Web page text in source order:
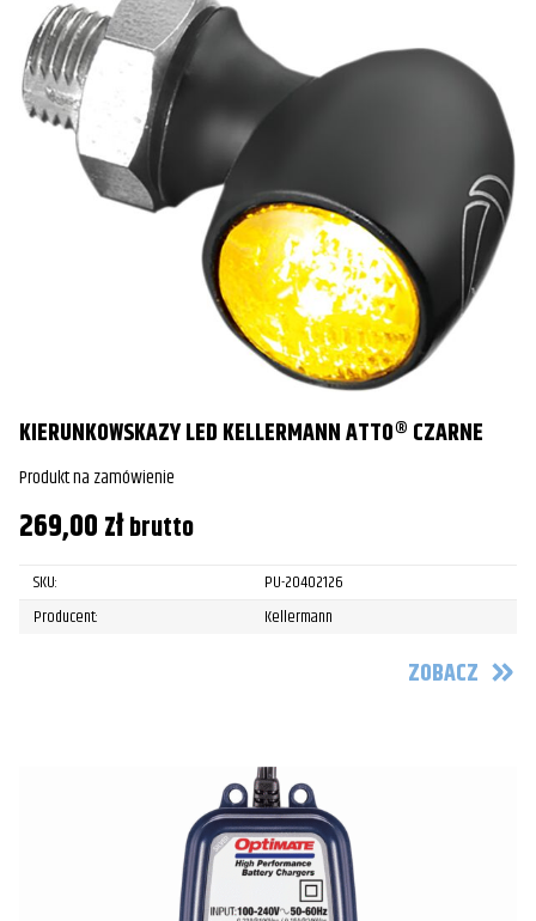
KIERUNKOWSKAZY LED KELLERMANN ATTO® CZARNE
Produkt na zamówienie
269,00złbrutto
SKU:
PU-20402126
Producent:
Kellermann
ZOBACZ